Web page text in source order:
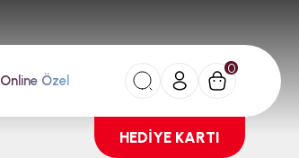
Online Özel
0
HEDİYE KARTI